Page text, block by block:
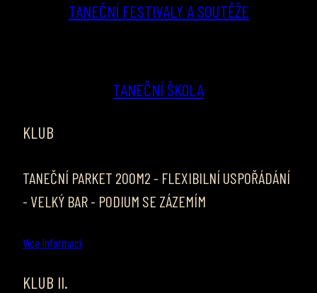
TANEČNÍ FESTIVALY A SOUTĚŽE
TANEČNÍ ŠKOLA
KLUB
TANEČNÍ PARKET 200M2 - FLEXIBILNÍ USPOŘÁDÁNÍ
- VELKÝ BAR - PODIUM SE ZÁZEMÍM
Více informací
KLUB II.